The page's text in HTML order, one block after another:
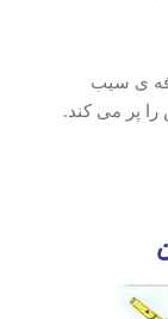
سیب
کند.